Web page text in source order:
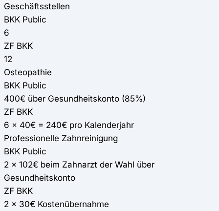
Geschäftsstellen
BKK Public
6
ZF BKK
12
Osteopathie
BKK Public
400€ über Gesundheitskonto (85%)
ZF BKK
6 x 40€ = 240€ pro Kalenderjahr
Professionelle Zahnreinigung
BKK Public
2 x 102€ beim Zahnarzt der Wahl über
Gesundheitskonto
ZF BKK
2 x 30€ Kostenübernahme